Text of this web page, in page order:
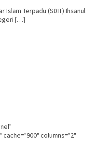
Islam Terpadu (SDIT) Ihsanul
[…]
cache="900" columns="2"